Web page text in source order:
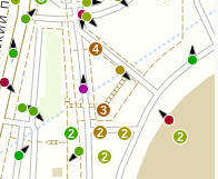
2
2
2
3
2
4
2